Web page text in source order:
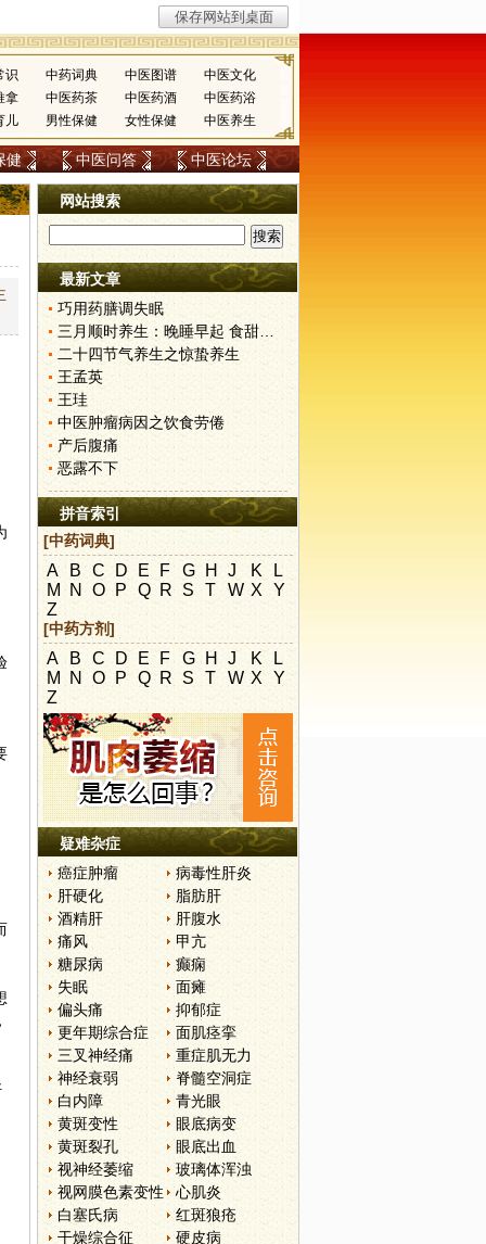
识 中药词典 中医图谱
中医文化
拿
中医药茶 中医药酒
中医药浴
儿
男性保健 女性保健 中医养生
健 中医问答 中医论坛
网站搜索
最新文章
巧用药膳调失眠
三月顺时养生：晚睡早起 食甜养肝
二十四节气养生之惊蛰养生
王孟英
王珪
中医肿瘤病因之饮食劳倦
产后腹痛
恶露不下
拼音索引
[中药词典]
A B C D E F G H J K
L
M N O P Q R S T W X
Y
Z
[中药方剂]
A B C D E F G H J K
L
M N O P Q R S T W X
Y
Z
疑难杂症
癌症肿瘤
病毒性肝炎
肝硬化
脂肪肝
酒精肝
肝腹水
痛风
甲亢
糖尿病
癫痫
失眠
面瘫
偏头痛
抑郁症
更年期综合症
面肌痉挛
三叉神经痛
重症肌无力
神经衰弱
脊髓空洞症
白内障
青光眼
黄斑变性
眼底病变
黄斑裂孔
眼底出血
视神经萎缩
玻璃体浑浊
视网膜色素变性
心肌炎
白塞氏病
红斑狼疮
干燥综合征
硬皮病